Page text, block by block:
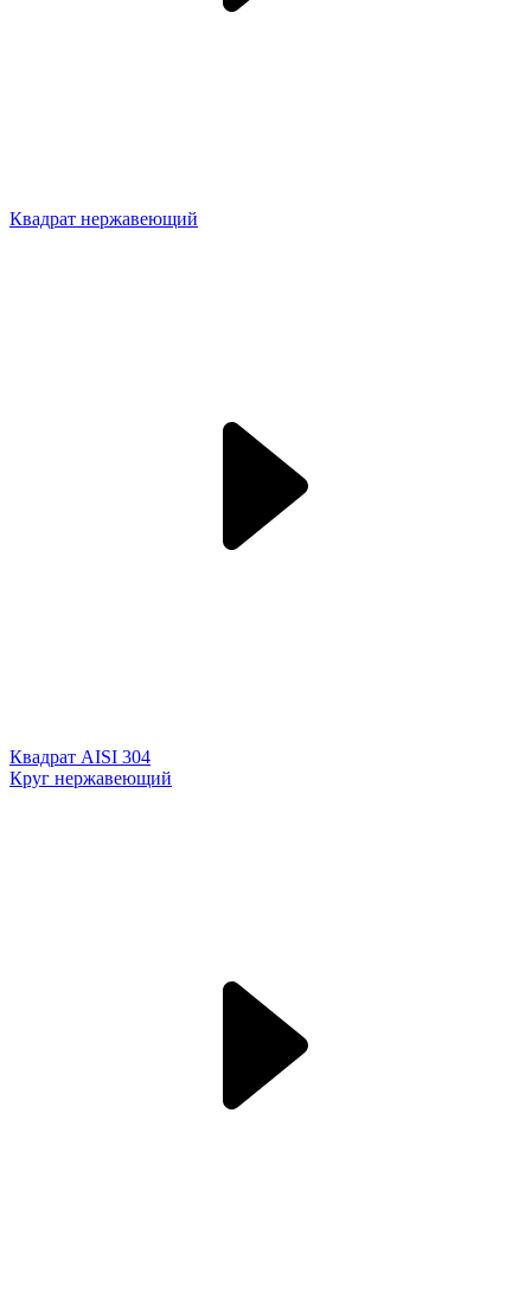
Квадрат нержавеющий
Квадрат AISI 304
Круг нержавеющий